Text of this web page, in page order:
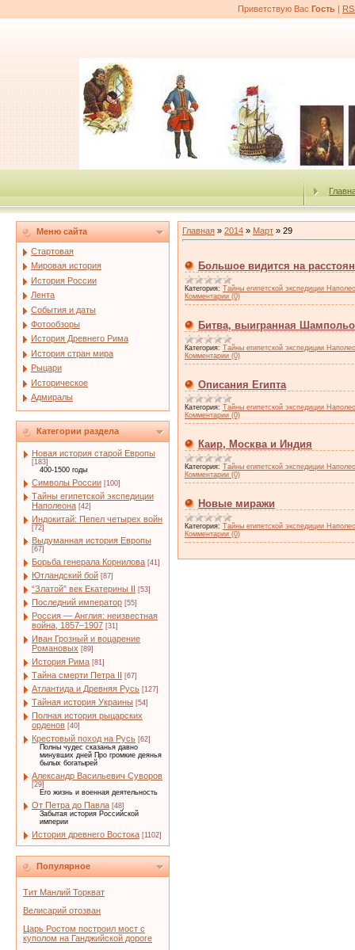
Приветствую Вас Гость |
Меню сайта
Стартовая
Мировая история
История России
Лента
События и даты
Фотообзоры
История Древнего Рима
История стран мира
Рыцари
Историческое
Адмиралы
Категории раздела
Новая история старой Европы
[183]
400-1500 годы
Символы России [100]
Тайны египетской экспедиции
Наполеона [42]
Индокитай: Пепел четырех войн
[72]
Выдуманная история Европы
[67]
Борьба генерала Корнилова [41]
Ютландский бой [87]
“Златой” век Екатерины II [53]
Последний император [55]
Россия — Англия: неизвестная
война, 1857–1907 [31]
Иван Грозный и воцарение
Романовых [89]
История Рима [81]
Тайна смерти Петра II [67]
Атлантида и Древняя Русь [127]
Тайная история Украины [54]
Полная история рыцарских
орденов [40]
Крестовый поход на Русь [62]
Полны чудес сказанья давно
минувших дней Про громкие деянья
былых богатырей
Александр Васильевич Суворов
[29]
Его жизнь и военная деятельность
От Петра до Павла [48]
Забытая история Российской
империи
История древнего Востока [1102]
Популярное
Тит Манлий Торкват
Велисарий отозван
Царь Ростом построил мост с
куполом на Ганджийской дороге
Главная » 2014 » Март » 29
Большое видится на
Категория: Тайны египетской экспедиции
Комментарии (0)
Битва, выигранная
Категория: Тайны египетской экспедиции
Комментарии (0)
Описания Египта
Категория: Тайны египетской экспедиции
Комментарии (0)
Каир, Москва и Индия
Категория: Тайны египетской экспедиции
Комментарии (0)
Новые миражи
Категория: Тайны египетской экспедиции
Комментарии (0)